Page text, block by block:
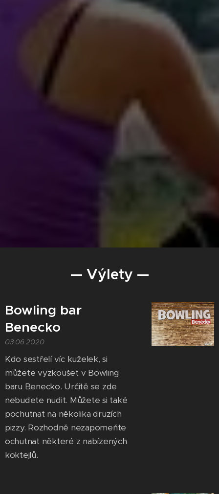
— Výlety —
Bowling bar
Benecko
03.06.2020
Kdo sestřelí víc kuželek, si
můžete vyzkoušet v Bowling
baru Benecko. Určitě se zde
nebudete nudit. Můžete si také
pochutnat na několika druzích
pizzy. Rozhodně nezapomeňte
ochutnat některé z nabízených
koktejlů.